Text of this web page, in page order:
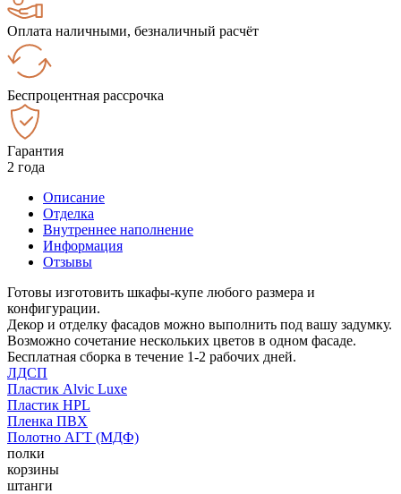
Оплата наличными, безналичный расчёт
Беспроцентная рассрочка
Гарантия
2 года
Описание
Отделка
Внутреннее наполнение
Информация
Отзывы
Готовы изготовить шкафы-купе любого размера и
конфигурации.
Декор и отделку фасадов можно выполнить под вашу задумку.
Возможно сочетание нескольких цветов в одном фасаде.
Бесплатная сборка в течение 1-2 рабочих дней.
ЛДСП
Пластик Alvic Luxe
Пластик HPL
Пленка ПВХ
Полотно АГТ (МДФ)
полки
корзины
штанги